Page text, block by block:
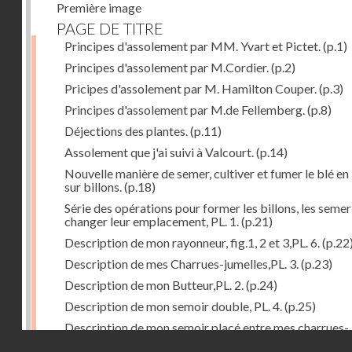
Première image
PAGE DE TITRE
Principes d'assolement par MM. Yvart et Pictet. (p.1)
Principes d'assolement par M.Cordier. (p.2)
Pricipes d'assolement par M. Hamilton Couper. (p.3)
Principes d'assolement par M.de Fellemberg. (p.8)
Déjections des plantes. (p.11)
Assolement que j'ai suivi à Valcourt. (p.14)
Nouvelle manière de semer, cultiver et fumer le blé en
sur billons. (p.18)
Série des opérations pour former les billons, les
changer leur emplacement, PL. 1. (p.21)
Description de mon rayonneur, fig.1, 2 et 3,PL. 6.
Description de mes Charrues-jumelles,PL. 3. (p.23)
Description de mon Butteur,PL. 2. (p.24)
Description de mon semoir double, PL. 4. (p.25)
Description de mon semoir placé entre mes charrues-